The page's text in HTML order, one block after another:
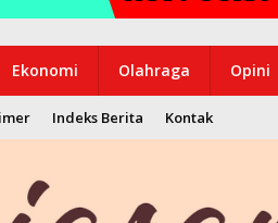
Ekonomi Olahraga Opini
Indeks Berita Kontak